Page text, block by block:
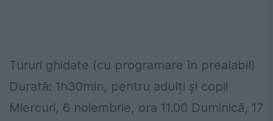
Tururi ghidate (cu programare în prealabil)
Durată: 1h30min, pentru adulți și copii
Miercuri, 6 noiembrie, ora 11.00 Duminică, 17